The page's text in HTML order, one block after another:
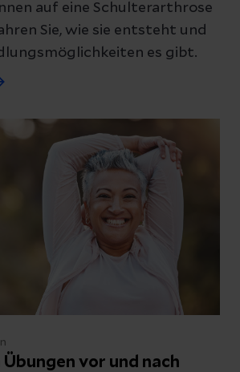
auf eine Schulterarthrose
Sie, wie sie entsteht und
es gibt.
Übungen vor und nach